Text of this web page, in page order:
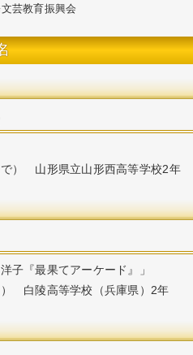
芸教育振興会
） 山形県立山形西高等学校2年
子『最果てアーケード』」
白陵高等学校（兵庫県）2年